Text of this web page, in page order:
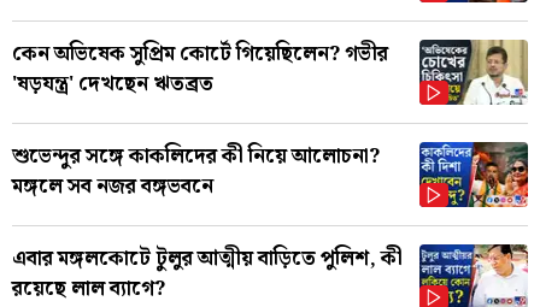
কেন অভিষেক সুপ্রিম কোর্টে গিয়েছিলেন? গভীর
'ষড়যন্ত্র' দেখছেন ঋতব্রত
শুভেন্দুর সঙ্গে কাকলিদের কী নিয়ে আলোচনা?
মঙ্গলে সব নজর বঙ্গভবনে
এবার মঙ্গলকোটে টুলুর আত্মীয় বাড়িতে পুলিশ, কী
রয়েছে লাল ব্যাগে?